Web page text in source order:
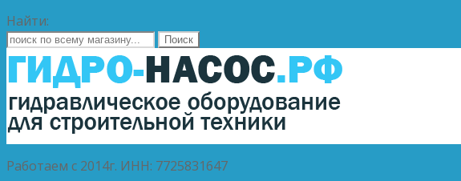
Найти:
Работаем с 2014г. ИНН: 7725831647